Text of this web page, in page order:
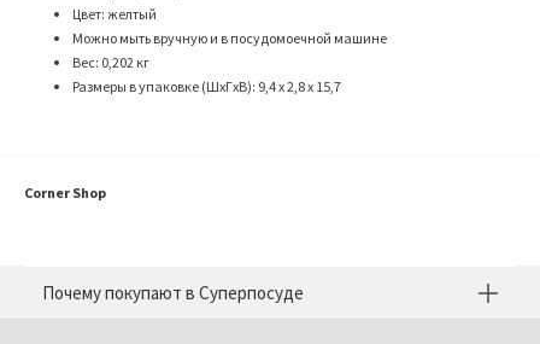
Цвет: желтый
Можно мыть вручную и в посудомоечной машине
Вес: 0,202 кг
Размеры в упаковке (ШхГхВ): 9,4 х 2,8 х 15,7
Corner Shop
Почему покупают в Суперпосуде